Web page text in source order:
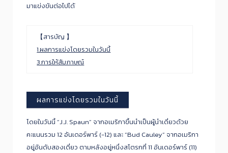
มาแข่งขันต่อไปได้
【สารบัญ 】
1.ผลการแข่งโดยรวมในวันนี้
3.การให้สัมภาษณ์
ผลการแข่งโดยรวมในวันนี้
โดยในวันนี้ “J.J. Spaun” จากอเมริกาขึ้นนำเป็นผู้นำเดี่ยวด้วย
คะแนนรวม 12 อันเดอร์พาร์ (-12) และ “Bud Cauley” จากอเมริกา
อยู่อันดับสองเดี่ยว ตามหลังอยู่หนึ่งสโตรกที่ 11 อันเดอร์พาร์ (11)